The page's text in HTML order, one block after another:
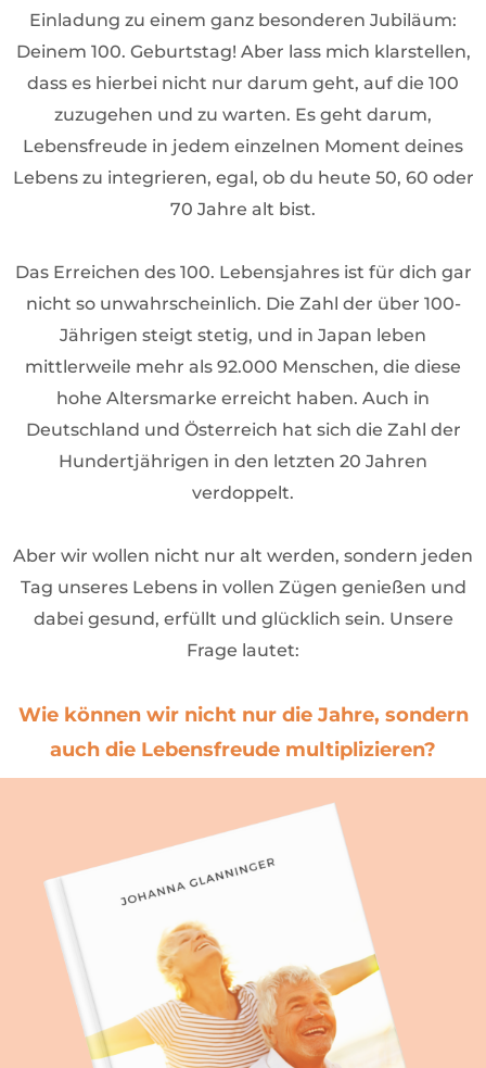
Einladung zu einem ganz besonderen Jubiläum:
Deinem 100. Geburtstag! Aber lass mich klarstellen,
dass es hierbei nicht nur darum geht, auf die 100
zuzugehen und zu warten. Es geht darum,
Lebensfreude in jedem einzelnen Moment deines
Lebens zu integrieren, egal, ob du heute 50, 60 oder
70 Jahre alt bist.
Das Erreichen des 100. Lebensjahres ist für dich gar
nicht so unwahrscheinlich. Die Zahl der über 100-
Jährigen steigt stetig, und in Japan leben
mittlerweile mehr als 92.000 Menschen, die diese
hohe Altersmarke erreicht haben. Auch in
Deutschland und Österreich hat sich die Zahl der
Hundertjährigen in den letzten 20 Jahren
verdoppelt.
Aber wir wollen nicht nur alt werden, sondern jeden
Tag unseres Lebens in vollen Zügen genießen und
dabei gesund, erfüllt und glücklich sein. Unsere
Frage lautet:
Wie können wir nicht nur die Jahre, sondern
auch die Lebensfreude multiplizieren?